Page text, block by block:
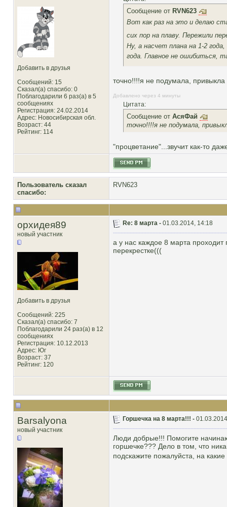
Добавить в друзья
Сообщений: 15
Сказал(а) спасибо: 0
Поблагодарили 6 раз(а) в 5
сообщениях
Регистрация: 24.02.2014
Адрес: Новосибирская обл.
Возраст: 44
Рейтинг: 114
Сообщение от RVN623
Вот как раз на это и делаю
сих пор на плаву. Пережили
Ну, а насчет плана на 1-2
года. Главное не ошибиться,
точно!!!!я не подумала,
Добавлено через 4 минуты
Цитата:
Сообщение от АсяФай
точно!!!!я не подумала,
"процветание"...звучит как-то
Пользователь сказал
cпасибо:
RVN623
орхидея89
новый участник
Добавить в друзья
Сообщений: 225
Сказал(а) спасибо: 7
Поблагодарили 24 раз(а) в 12
сообщениях
Регистрация: 10.12.2013
Адрес: Юг
Возраст: 37
Рейтинг: 120
Re: 8 марта - 01.03.2014, 14:18
а у нас каждое 8 марта
перекрестке(((
Barsalyona
новый участник
Горшечка на 8 марта!!! -
Люди добрые!!! Помогите
горшечке??? Дело в том, что
подскажите пожалуйста, на